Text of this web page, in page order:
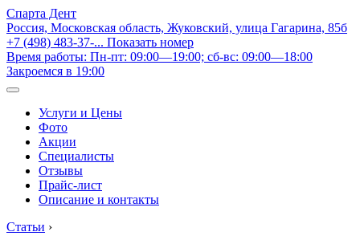
Спарта Дент
Россия, Московская область, Жуковский, улица Гагарина, 85б
+7 (498) 483-37-... Показать номер
Время работы: Пн-пт: 09:00—19:00; сб-вс: 09:00—18:00
Закроемся в 19:00
Услуги и Цены
Фото
Акции
Специалисты
Отзывы
Прайс-лист
Описание и контакты
Статьи ›